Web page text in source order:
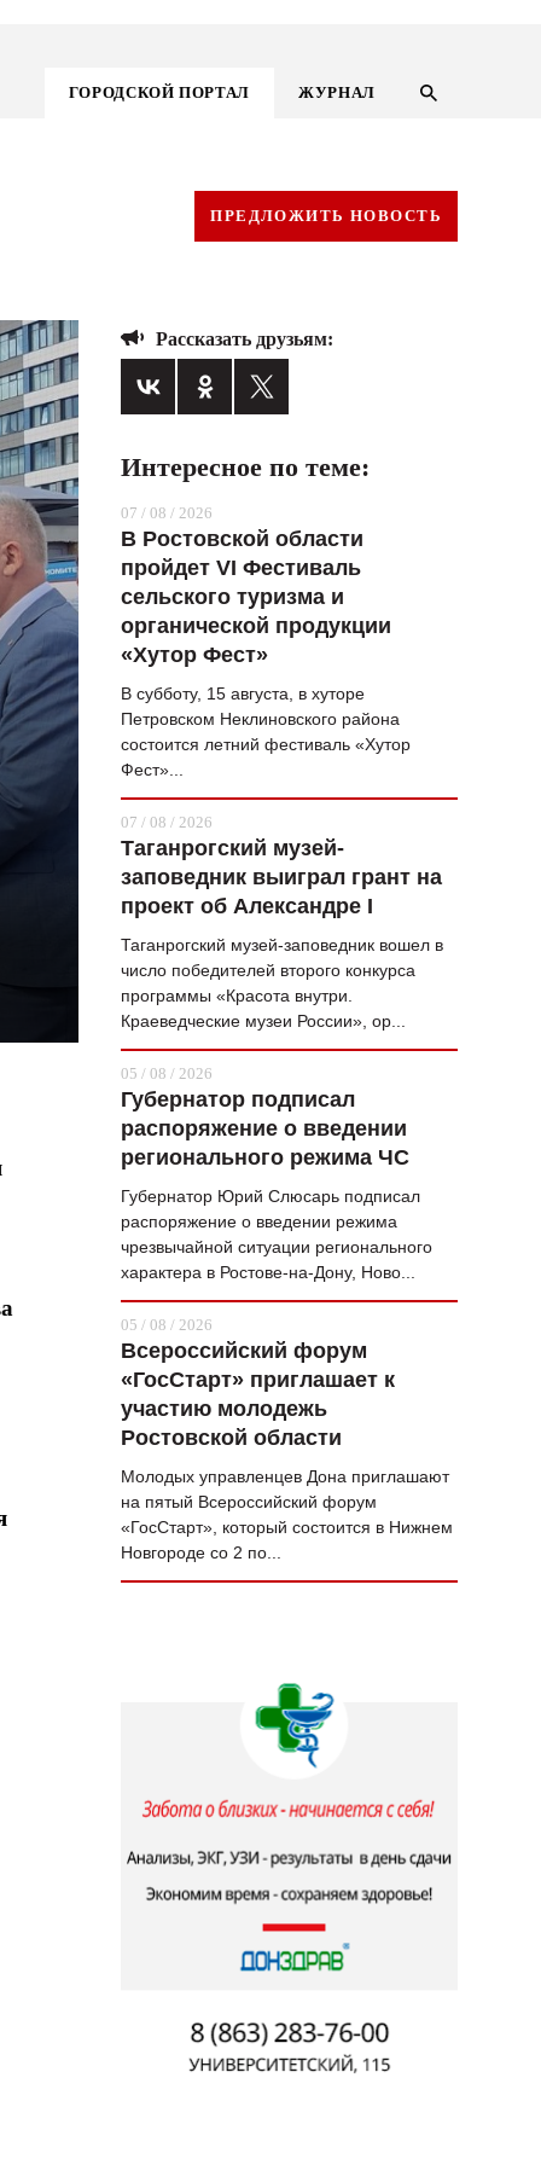
ГОРОДСКОЙ ПОРТАЛ ЖУРНАЛ
ГОРОДСКОЙ ПОРТАЛ
ВОПРОС НЕДЕЛИ
СТИЛЬ ЖИЗНИ
ХАЙП
ЧЕЛОВЕК ОСОБЕННЫЙ
КУЛЬТ ЕДЫ
АФИША
ЖУРНАЛ
ПРЕДЛОЖИТЬ НОВОСТЬ
Рассказать друзьям:
Интересное по теме:
07 / 08 / 2026
В Ростовской области
пройдет VI Фестиваль
сельского туризма и
органической продукции
«Хутор Фест»
В субботу, 15 августа, в хуторе
Петровском Неклиновского района
состоится летний фестиваль «Хутор
Фест»...
07 / 08 / 2026
Таганрогский музей-
заповедник выиграл грант на
проект об Александре I
Таганрогский музей-заповедник вошел в
число победителей второго конкурса
программы «Красота внутри.
Краеведческие музеи России», ор...
05 / 08 / 2026
Губернатор подписал
распоряжение о введении
регионального режима ЧС
Губернатор Юрий Слюсарь подписал
распоряжение о введении режима
чрезвычайной ситуации регионального
характера в Ростове-на-Дону, Ново...
05 / 08 / 2026
Всероссийский форум
«ГосСтарт» приглашает к
участию молодежь
Ростовской области
Молодых управленцев Дона приглашают
на пятый Всероссийский форум
«ГосСтарт», который состоится в Нижнем
Новгороде со 2 по...